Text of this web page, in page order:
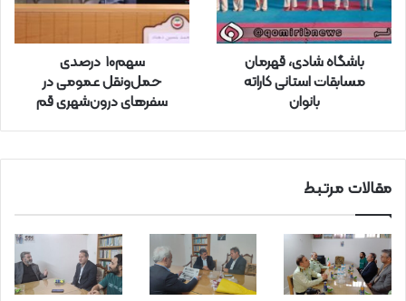
و
ا
ر
باشگاه شادی، قهرمان
مسابقات استانی کاراته
بانوان
سهم۱۰ درصدی
حمل‌ونقل عمومی در
سفرهای درون‌شهری قم
مقالات مرتبط